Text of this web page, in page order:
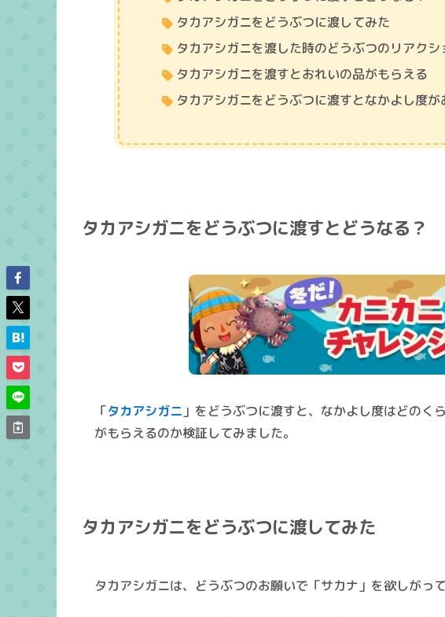
タカアシガニをどうぶつに渡してみた
タカアシガニを渡した時のどうぶつのリアクシ
タカアシガニを渡すとおれいの品がもらえる
タカアシガニをどうぶつに渡すとなかよし度が
タカアシガニをどうぶつに渡すとどうなる？
「タカアシガニ」をどうぶつに渡すと、なかよし度はどのく
がもらえるのか検証してみました。
タカアシガニをどうぶつに渡してみた
タカアシガニは、どうぶつのお願いで「サカナ」を欲しがっ